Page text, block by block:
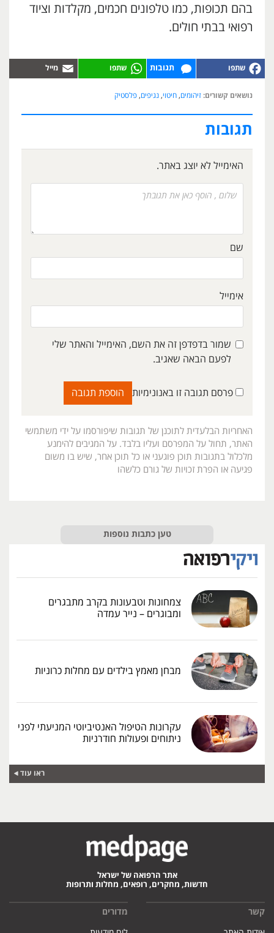
בהם תכופות, כמו טלפונים חכמים, מקלדות וציוד
רפואי בבתי חולים.
תגובות
נושאים קשורים: זיהומים, חיטוי, נגיפים, פלסטיק
תגובות
האימייל לא יוצג באתר.
שם
אימייל
שמור בדפדפן זה את השם, האימייל והאתר שלי
לפעם הבאה שאגיב.
פרסם תגובה זו באנונימיות
האחריות הבלעדית לתוכנן של תגובות שיפורסמו על ידי משתמשי
האתר, תחול על המפרסם ועליו בלבד. על המגיבים להימנע
מלכלול בתגובות תוכן פוגעני או כל תוכן אחר, שיש בו משום
פגיעה או הפרת זכויות של גורם כלשהו
טען כתבות נוספות
צמחונות וטבעונות בקרב מתבגרים
ומבוגרים – נייר עמדה
מבחן מאמץ בילדים עם מחלות כרוניות
עקרונות הטיפול האנטיביוטי המניעתי לפני
ניתוחים ופעולות חודרניות
ראו עוד
אתר הרפואה של ישראל
חדשות, מחקרים, רופאים, מחלות ותרופות
קשר מדורים